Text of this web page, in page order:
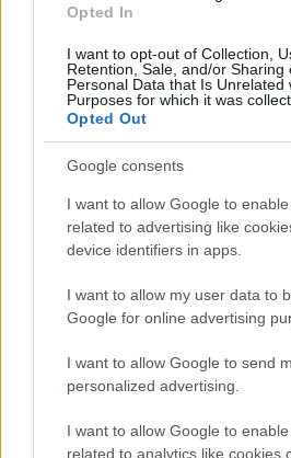
Opted In
I want to opt-out of Collection,
Retention, Sale, and/or Sharing
Personal Data that Is Unrelated
Purposes for which it was
Opted Out
Google consents
I want to allow Google to
related to advertising like
device identifiers in apps.
I want to allow my user data to
Google for online advertising
I want to allow Google to send
personalized advertising.
I want to allow Google to
related to analytics like cookies
Tελευταίες
Στην Κατηγορία:ΕΙΔΗΣΕΙΣ